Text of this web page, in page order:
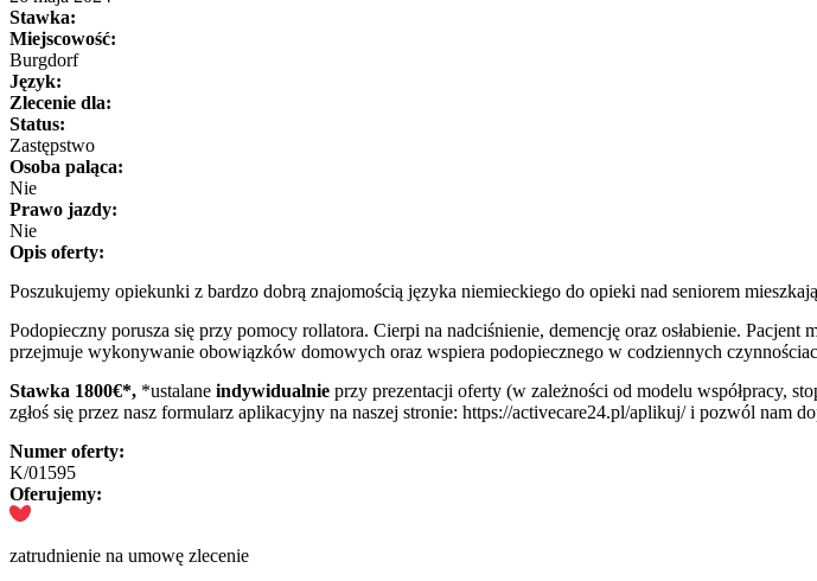
Stawka:
Miejscowość:
Burgdorf
Język:
Zlecenie dla:
Status:
Zastępstwo
Osoba paląca:
Nie
Prawo jazdy:
Nie
Opis oferty:
Poszukujemy opiekunki z bardzo dobrą znajomością języka niemieckiego do opieki nad seniorem
Podopieczny porusza się przy pomocy rollatora. Cierpi na nadciśnienie, demencję oraz osłabienie.
przejmuje wykonywanie obowiązków domowych oraz wspiera podopiecznego w codziennych
Stawka 1800€*, *ustalane indywidualnie przy prezentacji oferty (w zależności od modelu współpracy,
zgłoś się przez nasz formularz aplikacyjny na naszej stronie: https://activecare24.pl/aplikuj/ i pozwól nam
Numer oferty:
K/01595
Oferujemy:
zatrudnienie na umowę zlecenie